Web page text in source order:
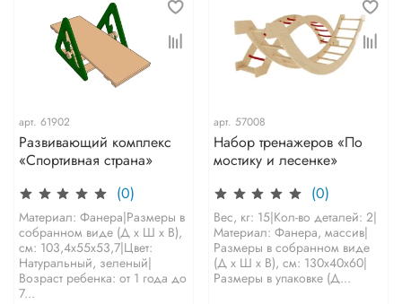
арт. 61902
Развивающий комплекс
«Спортивная страна»
(0)
Материал: Фанера|Размеры в
собранном виде (Д х Ш х В),
см: 103,4х55х53,7|Цвет:
Натуральный, зеленый|
Возраст ребенка: от 1 года до
7...
арт. 57008
Набор тренажеров «По
мостику и лесенке»
(0)
Вес, кг: 15|Кол-во деталей: 2|
Материал: Фанера, массив|
Размеры в собранном виде
(Д х Ш х В), см: 130х40х60|
Размеры в упаковке (Д...